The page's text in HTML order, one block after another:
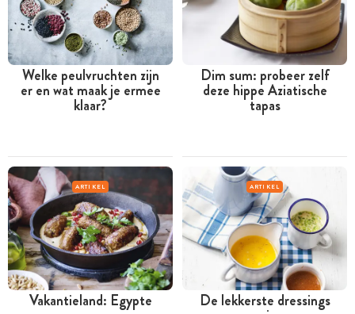
Welke peulvruchten zijn
er en wat maak je ermee
klaar?
Dim sum: probeer zelf
deze hippe Aziatische
tapas
ARTIKEL
Vakantieland: Egypte
ARTIKEL
De lekkerste dressings